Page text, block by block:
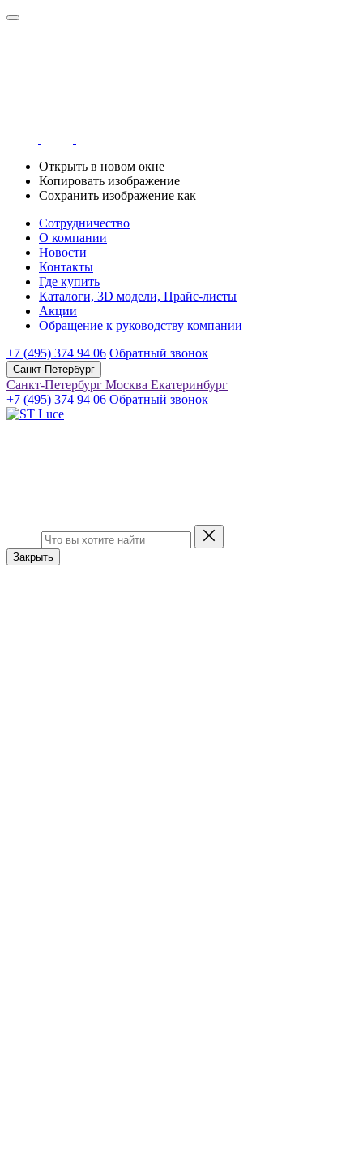
Открыть в новом окне
Копировать изображение
Сохранить изображение как
Сотрудничество
О компании
Новости
Контакты
Где купить
Каталоги, 3D модели, Прайс-листы
Акции
Обращение к руководству компании
+7 (495) 374 94 06 Обратный звонок
Санкт-Петербург
Санкт-Петербург Москва Екатеринбург
+7 (495) 374 94 06 Обратный звонок
Закрыть